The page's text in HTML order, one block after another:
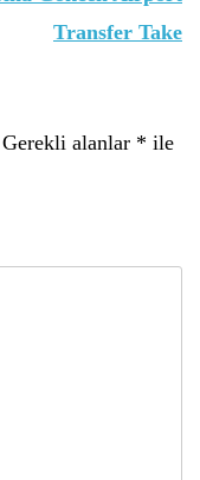
Transfer Take
Gerekli alanlar * ile